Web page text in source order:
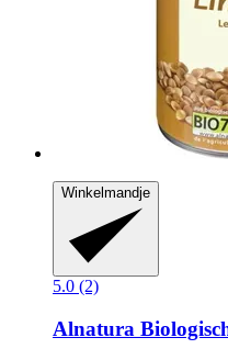
Winkelmandje
5.0 (2)
Alnatura